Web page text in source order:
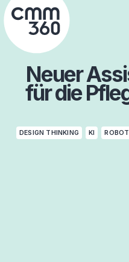
Skip
to
content
Neuer
für die
DESIGN THINKING KI